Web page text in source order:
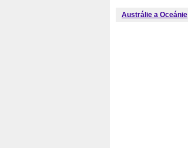
Austrálie a Oceánie